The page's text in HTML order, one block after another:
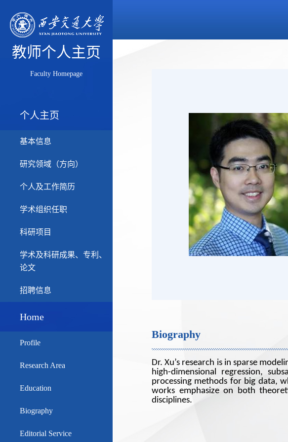
教师个人主页
Faculty Homepage
个人主页
基本信息
研究领域（方向）
个人及工作简历
学术组织任职
科研项目
学术及科研成果、专利、
论文
招聘信息
Home
Profile
Research Area
Education
Biography
Editorial Service
Biography